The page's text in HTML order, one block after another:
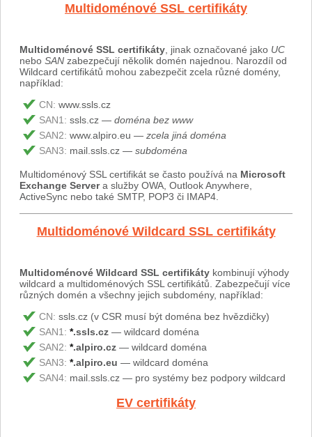
Multidoménové SSL certifikáty
Multidoménové SSL certifikáty , jinak označované jako UC
nebo SAN zabezpečují několik domén najednou. Narozdíl od
Wildcard certifikátů mohou zabezpečit zcela různé domény,
například:
CN: www.ssls.cz
SAN1: ssls.cz — doména bez www
SAN2: www.alpiro.eu — zcela jiná doména
SAN3: mail.ssls.cz — subdoména
Multidoménový SSL certifikát se často používá na Microsoft
Exchange Servera služby OWA, Outlook Anywhere,
ActiveSync nebo také SMTP, POP3 či IMAP4.
Multidoménové Wildcard SSL certifikáty
Multidoménové Wildcard SSL certifikáty kombinují výhody
wildcard a multidoménových SSL certifikátů. Zabezpečují více
různých domén a všechny jejich subdomény, například:
CN: ssls.cz (v CSR musí být doména bez hvězdičky)
SAN1: *.ssls.cz — wildcard doména
SAN2: *.alpiro.cz — wildcard doména
SAN3: *.alpiro.eu — wildcard doména
SAN4: mail.ssls.cz — pro systémy bez podpory wildcard
EV certifikáty